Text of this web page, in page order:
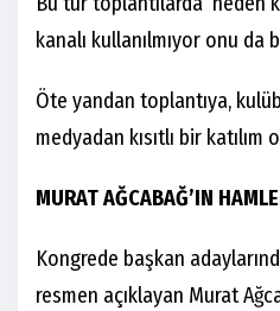
kanalı kullanılmıyor onu da
Öte yandan toplantıya,
medyadan kısıtlı bir katılım
MURAT AĞCABAĞ’IN
Kongrede başkan
resmen açıklayan Murat